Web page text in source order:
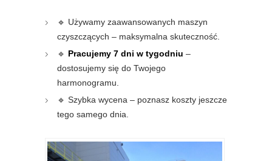
🔹 Używamy zaawansowanych maszyn
czyszczących – maksymalna skuteczność.
🔹 Pracujemy 7 dni w tygodniu –
dostosujemy się do Twojego
harmonogramu.
🔹 Szybka wycena – poznasz koszty jeszcze
tego samego dnia.